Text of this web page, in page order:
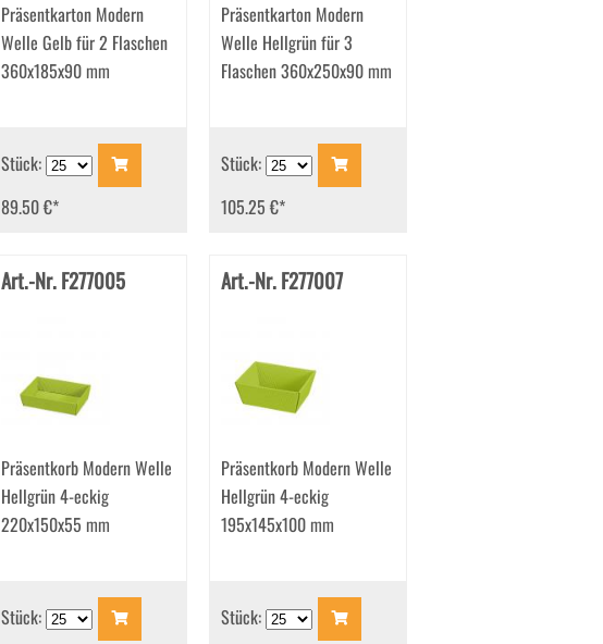
Präsentkarton Modern
Welle Gelb für 2 Flaschen
360x185x90 mm
Stück:
89.50 €*
Präsentkarton Modern
Welle Hellgrün für 3
Flaschen 360x250x90 mm
Stück:
105.25 €*
Art.-Nr. F277005
Präsentkorb Modern Welle
Hellgrün 4-eckig
220x150x55 mm
Stück:
Art.-Nr. F277007
Präsentkorb Modern Welle
Hellgrün 4-eckig
195x145x100 mm
Stück: